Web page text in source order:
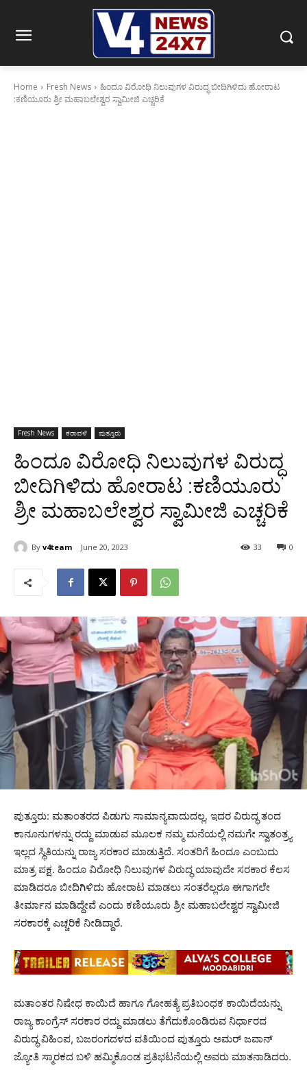
Home Fresh News
ಹಿಂದೂ ವಿರೋಧಿ ನಿಲುವುಗಳ ವಿರುದ್ಧ ಬೀದಿಗಿಳಿದು ಹೋರಾಟ
:ಕಣಿಯೂರು ಶ್ರೀ ಮಹಾಬಲೇಶ್ವರ ಸ್ವಾಮೀಜಿ ಎಚ್ಚರಿಕೆ
Fresh News ಕರಾವಳಿ ಪುತ್ತೂರು
ಹಿಂದೂ ವಿರೋಧಿ ನಿಲುವುಗಳ ವಿರುದ್ಧ
ಬೀದಿಗಿಳಿದು ಹೋರಾಟ :ಕಣಿಯೂರು
ಶ್ರೀ ಮಹಾಬಲೇಶ್ವರ ಸ್ವಾಮೀಜಿ ಎಚ್ಚರಿಕೆ
By v4team June 20, 2023 0
33
ಪುತ್ತೂರು: ಮತಾಂತರದ ಪಿಡುಗು ಸಾಮಾನ್ಯವಾದುದಲ್ಲ. ಇದರ ವಿರುದ್ಧ ತಂದ
ಕಾನೂನುಗಳನ್ನು ರದ್ದು ಮಾಡುವ ಮೂಲಕ ನಮ್ಮ ಮನೆಯಲ್ಲಿ ನಮಗೇ ಸ್ವಾತಂತ್ರ್ಯ
ಇಲ್ಲದ ಸ್ಥಿತಿಯನ್ನು ರಾಜ್ಯ ಸರಕಾರ ಮಾಡುತ್ತಿದೆ. ಸಂತರಿಗೆ ಹಿಂದೂ ಎಂಬುದು
ಮಾತ್ರ ಪಕ್ಷ. ಹಿಂದೂ ವಿರೋಧಿ ನಿಲುವುಗಳ ವಿರುದ್ಧ ಯಾವುದೇ ಸರಕಾರ ಕೆಲಸ
ಮಾಡಿದರೂ ಬೀದಿಗಿಳಿದು ಹೋರಾಟ ಮಾಡಲು ಸಂತರೆಲ್ಲರೂ ಈಗಾಗಲೇ
ತೀರ್ಮಾನ ಮಾಡಿದ್ದೇವೆ ಎಂದು ಕಣಿಯೂರು ಶ್ರೀ ಮಹಾಬಲೇಶ್ವರ ಸ್ವಾಮೀಜಿ
ಸರಕಾರಕ್ಕೆ ಎಚ್ಚರಿಕೆ ನೀಡಿದ್ದಾರೆ.
ಮತಾಂತರ ನಿಷೇಧ ಕಾಯಿದೆ ಹಾಗೂ ಗೋಹತ್ಯೆ ಪ್ರತಿಬಂಧಕ ಕಾಯಿದೆಯನ್ನು
ರಾಜ್ಯ ಕಾಂಗ್ರೆಸ್ ಸರಕಾರ ರದ್ದು ಮಾಡಲು ತೆಗೆದುಕೊಂಡಿರುವ ನಿರ್ಧಾರದ
ವಿರುದ್ಧ ವಿಹಿಂಪ, ಬಜರಂಗದಳದ ವತಿಯಿಂದ ಪುತ್ತೂರು ಅಮರ್ ಜವಾನ್
ಜ್ಯೋತಿ ಸ್ಮಾರಕದ ಬಳಿ ಹಮ್ಮಿಕೊಂಡ ಪ್ರತಿಭಟನೆಯಲ್ಲಿ ಅವರು ಮಾತನಾಡಿದರು.